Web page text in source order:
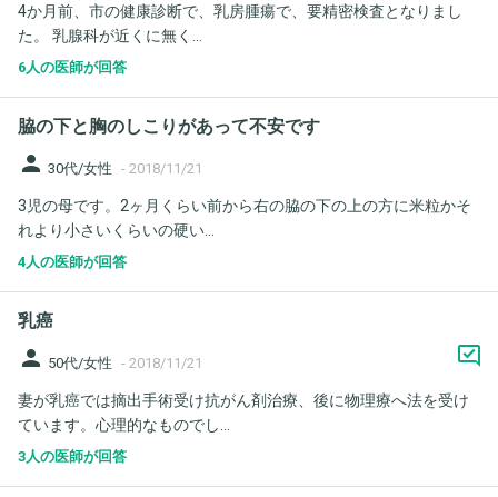
4か月前、市の健康診断で、乳房腫瘍で、要精密検査となりまし
た。 乳腺科が近くに無く...
6人の医師が回答
脇の下と胸のしこりがあって不安です
person 30代/女性 - 2018/11/21
3児の母です。2ヶ月くらい前から右の脇の下の上の方に米粒かそ
れより小さいくらいの硬い...
4人の医師が回答
乳癌
person 50代/女性 - 2018/11/21
妻が乳癌では摘出手術受け抗がん剤治療、後に物理療へ法を受け
ています。心理的なものでし...
3人の医師が回答